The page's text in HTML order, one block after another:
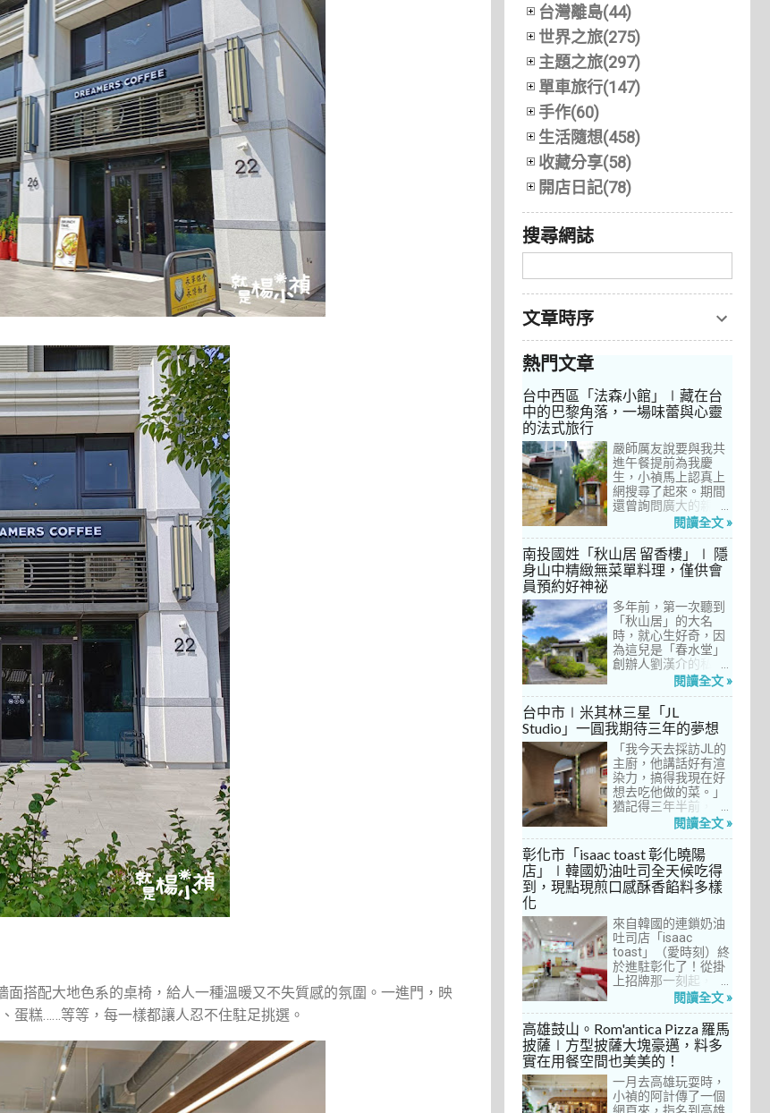
搭配大地色系的桌椅，給人一種溫暖又不失質感的氛圍。一進門，映
蛋糕……等等，每一樣都讓人忍不住駐足挑選。
台灣離島(44)
世界之旅(275)
主題之旅(297)
單車旅行(147)
手作(60)
生活隨想(458)
收藏分享(58)
開店日記(78)
搜尋網誌
文章時序
熱門文章
台中西區「法森小館」∣藏在台
中的巴黎角落，一場味蕾與心靈
的法式旅行
嚴師厲友說要與我共
進午餐提前為我慶
生，小禎馬上認真上
網搜尋了起來。期間
還曾詢問廣大的親友
們有沒有推薦的餐
阿姨及桄甄老師誠懇
給我建議，其他都是
一堆來亂的！哈～ 從
宮」到台中的
「澀」，再比較了幾
間價位較親民的牛排
餐廳……，最終，小禎
選定了阿姨及表弟剛
去吃過的「法森小
館」，理由很簡單：
歐法套餐1680元起的
價位可以接受，而且
不是無菜單料理，從
開胃菜、湯品、主
菜、甜點等，通通可
以選自己喜歡的，小
禎覺得能夠自由搭配
很讚！而且「法森小
館」是台中老字號的
不斷，能夠屹立不搖
這麼多年，一定有它
的道理在呀！
閱讀全文 »
南投國姓「秋山居 留香樓」∣ 隱
身山中精緻無菜單料理，僅供會
員預約好神祕
多年前，第一次聽到
「秋山居」的大名
時，就心生好奇，因
為這兒是「春水堂」
創辦人劉漢介的私人
招待所，只對會員開
自從十多年前搬回彰
化之後，小禎才開始
上春水堂吃飯、喝
茶，有一度還把春水
堂當麵店在吃，每週
到台中上課時，總忍
不住奔入春水堂，點
上一碗「XO醬拌麵」
搭配一杯茶飲，後來
也嘗試過其他茶點，
對春水堂的餐飲很有
信心。因此，一得知
秋山居是春水堂創辦
人開設的，感覺就是
食的小禎而言，自然
深具吸引力。
閱讀全文 »
台中市∣米其林三星「JL
Studio」一圓我期待三年的夢想
「我今天去採訪JL的
主廚，他講話好有渲
染力，搞得我現在好
想去吃他做的菜。」
猶記得三年半前，當
米其林評鑑要來台中
做了一次得獎預測，
於是我因為工作踏入
JL Studio，當天回家
之後，我就迫不及待
從事美食採訪20多
年，只採訪沒吃的店
也不計其數，但從沒
有一家餐廳讓我這樣
充滿渴望，留下「真
的好想吃吃看」的懸
閱讀全文 »
彰化市「isaac toast 彰化曉陽
店」∣韓國奶油吐司全天候吃得
到，現點現煎口感酥香餡料多樣
化
來自韓國的連鎖奶油
吐司店「isaac
toast」（愛時刻）終
於進駐彰化了！從掛
上招牌那一刻起，小
禎就想著找時間來吃
家連鎖店許久，只是
每次去台中誘惑實在
太多了！就……，這一
次離家這麼近，不來
吃真的說不過去。
閱讀全文 »
高雄鼓山。Rom'antica Pizza 羅馬
披薩∣方型披薩大塊豪邁，料多
實在用餐空間也美美的！
一月去高雄玩耍時，
小禎的阿計傳了一個